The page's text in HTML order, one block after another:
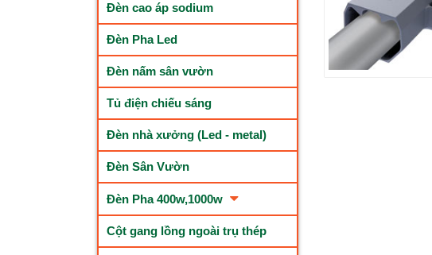
Đèn cao áp sodium
Đèn Pha Led
Đèn nấm sân vườn
Tủ điện chiếu sáng
Đèn nhà xưởng (Led - metal)
Đèn Sân Vườn
Đèn Pha 400w,1000w
Cột gang lồng ngoài trụ thép